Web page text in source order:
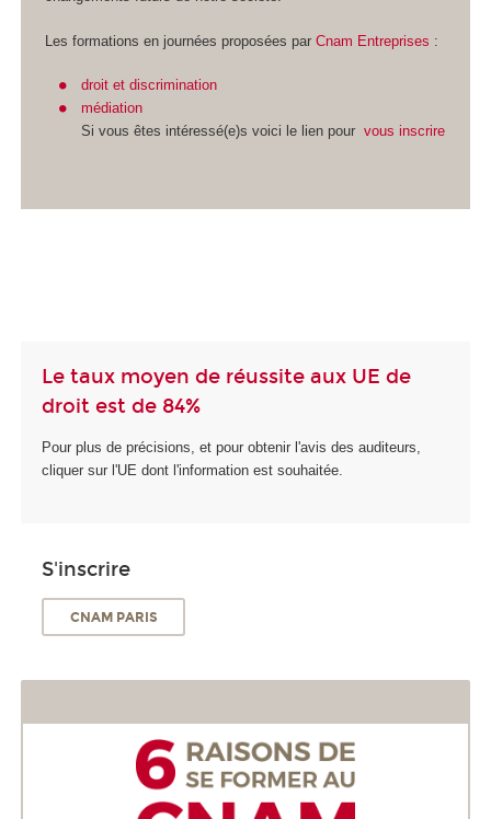
Les formations en journées proposées parCnam Entreprises :
droit et discrimination
médiation
Si vous êtes intéressé(e)s voici le lien pour vous inscrire
Le taux moyen de réussite aux UE de
droit est de 84%
Pour plus de précisions, et pour obtenir l'avis des auditeurs,
cliquer sur l'UE dont l'information est souhaitée.
S'inscrire
CNAM PARIS